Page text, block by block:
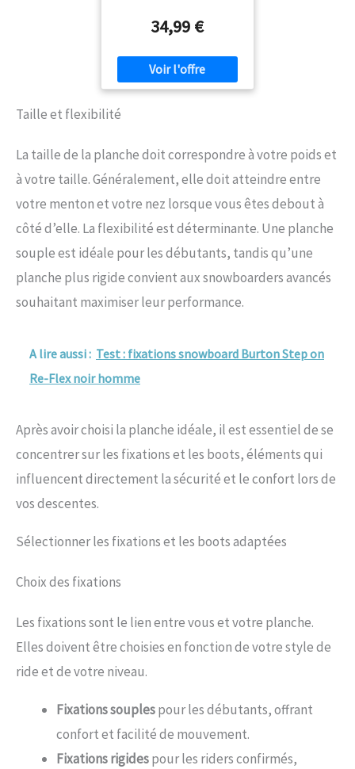
34,99 €
Taille et flexibilité
La taille de la planche doit correspondre à votre poids et
à votre taille. Généralement, elle doit atteindre entre
votre menton et votre nez lorsque vous êtes debout à
côté d’elle. La flexibilité est déterminante. Une planche
souple est idéale pour les débutants, tandis qu’une
planche plus rigide convient aux snowboarders avancés
souhaitant maximiser leur performance.
A lire aussi : Test : fixations snowboard Burton Step on
Re-Flex noir homme
Après avoir choisi la planche idéale, il est essentiel de se
concentrer sur les fixations et les boots, éléments qui
influencent directement la sécurité et le confort lors de
vos descentes.
Sélectionner les fixations et les boots adaptées
Choix des fixations
Les fixations sont le lien entre vous et votre planche.
Elles doivent être choisies en fonction de votre style de
ride et de votre niveau.
Fixations souplespour les débutants, offrant
confort et facilité de mouvement.
Fixations rigidespour les riders confirmés,